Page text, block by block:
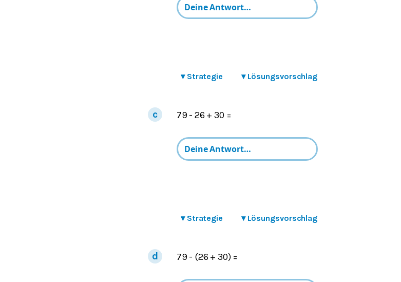
▾ Strategie ▾ Lösungsvorschlag
79 - 26 + 30 =
▾ Strategie ▾ Lösungsvorschlag
79 - (26 + 30) =